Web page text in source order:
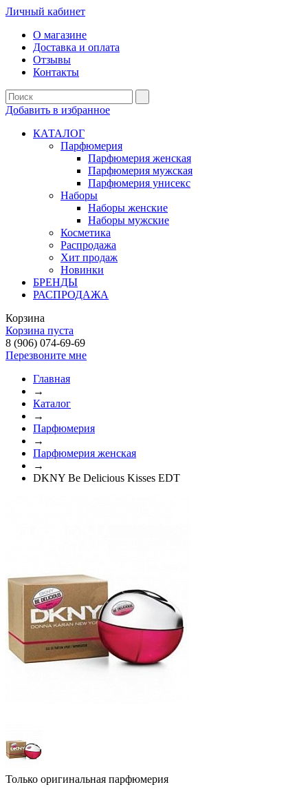
Личный кабинет
О магазине
Доставка и оплата
Отзывы
Контакты
Добавить в избранное
КАТАЛОГ
Парфюмерия
Парфюмерия женская
Парфюмерия мужская
Парфюмерия унисекс
Наборы
Наборы женские
Наборы мужские
Косметика
Распродажа
Хит продаж
Новинки
БРЕНДЫ
РАСПРОДАЖА
Корзина
Корзина пуста
8 (906) 074-69-69
Перезвоните мне
Главная
→
Каталог
→
Парфюмерия
→
Парфюмерия женская
→
DKNY Be Delicious Kisses EDT
Только оригинальная парфюмерия